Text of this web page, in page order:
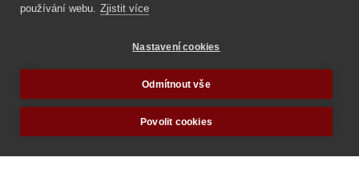
Seznam odkazů
(odkaz je externí)
používání webu. Zjistit více
Nastavení cookies
Odmítnout vše
Povolit cookies